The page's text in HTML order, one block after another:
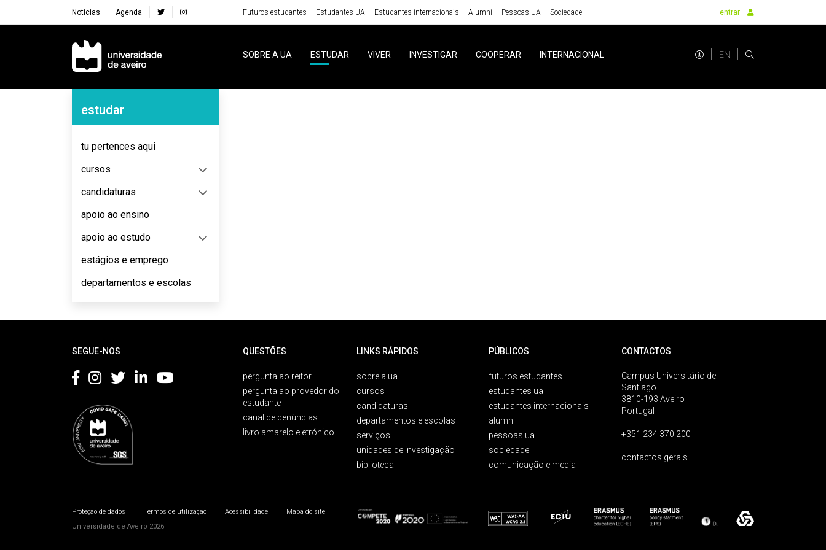
Notícias Agenda Futuros estudantes Estudantes UA Estudantes internacionais Alumni Pessoas UA Sociedade entrar
Navegação Principal
SOBRE A UA ESTUDAR VIVER INVESTIGAR COOPERAR INTERNACIONAL EN
Navegação Lateral
estudar
tu pertences aqui
cursos
candidaturas
apoio ao ensino
apoio ao estudo
estágios e emprego
departamentos e escolas
SEGUE-NOS QUESTÕES
pergunta ao reitor
pergunta ao provedor do
estudante
canal de denúncias
livro amarelo eletrónico
LINKS RÁPIDOS
sobre a ua
cursos
candidaturas
departamentos e escolas
serviços
unidades de investigação
biblioteca
PÚBLICOS
futuros estudantes
estudantes ua
estudantes internacionais
alumni
pessoas ua
sociedade
comunicação e media
CONTACTOS
Campus Universitário de
Santiago
3810-193 Aveiro
Portugal
+351 234 370 200
contactos gerais
Proteção de dados Termos de utilização Acessibilidade
Mapa do site
Universidade de Aveiro 2026